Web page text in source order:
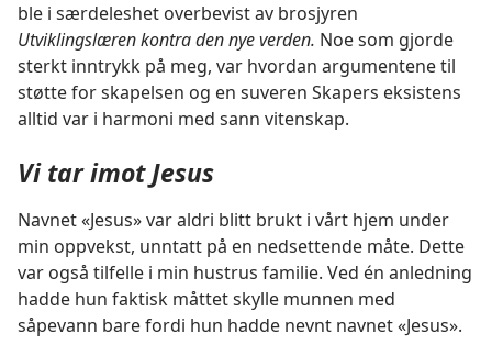
ble i særdeleshet overbevist av brosjyren
Utviklingslæren kontra den nye verden. Noe som gjorde
sterkt inntrykk på meg, var hvordan argumentene til
støtte for skapelsen og en suveren Skapers eksistens
alltid var i harmoni med sann vitenskap.
Vi tar imot Jesus
Navnet «Jesus» var aldri blitt brukt i vårt hjem under
min oppvekst, unntatt på en nedsettende måte. Dette
var også tilfelle i min hustrus familie. Ved én anledning
hadde hun faktisk måttet skylle munnen med
såpevann bare fordi hun hadde nevnt navnet «Jesus».